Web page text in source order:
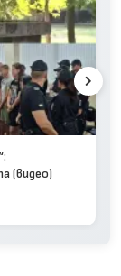
(видео)